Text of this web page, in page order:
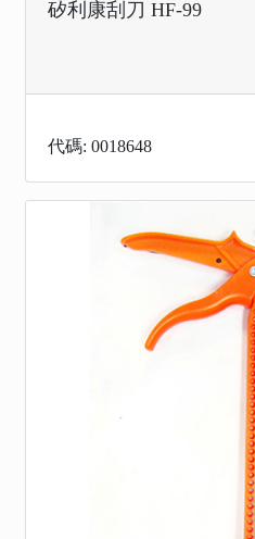
矽利康刮刀 HF-99
代碼: 0018648